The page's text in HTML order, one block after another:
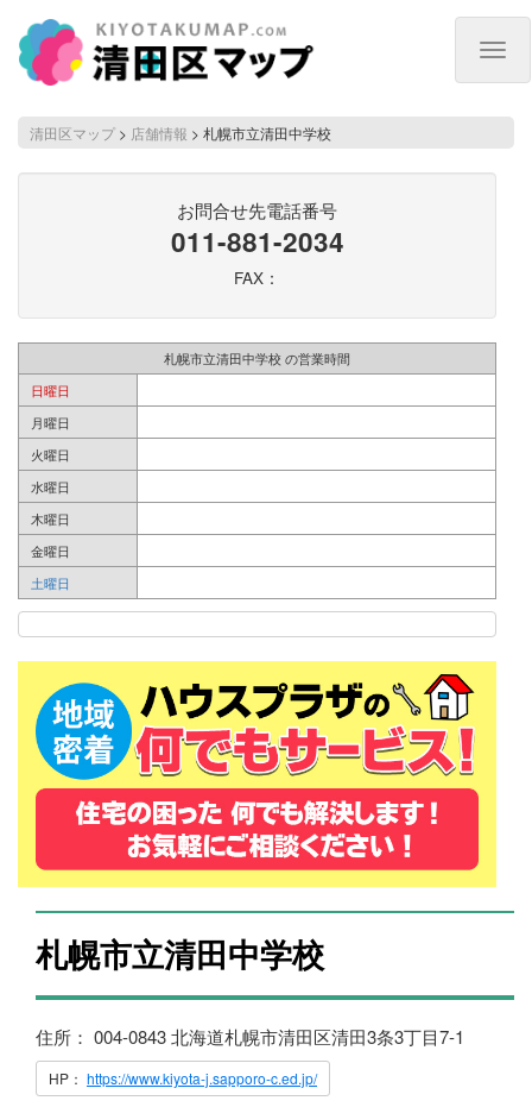
清田区マップ > 店舗情報 > 札幌市立清田中学校
お問合せ先電話番号
011-881-2034
FAX：
札幌市立清田中学校 の営業時間
日曜日
月曜日
火曜日
水曜日
木曜日
金曜日
土曜日
札幌市立清田中学校
住所： 004-0843 北海道札幌市清田区清田3条3丁目7-1
HP： https://www.kiyota-j.sapporo-c.ed.jp/